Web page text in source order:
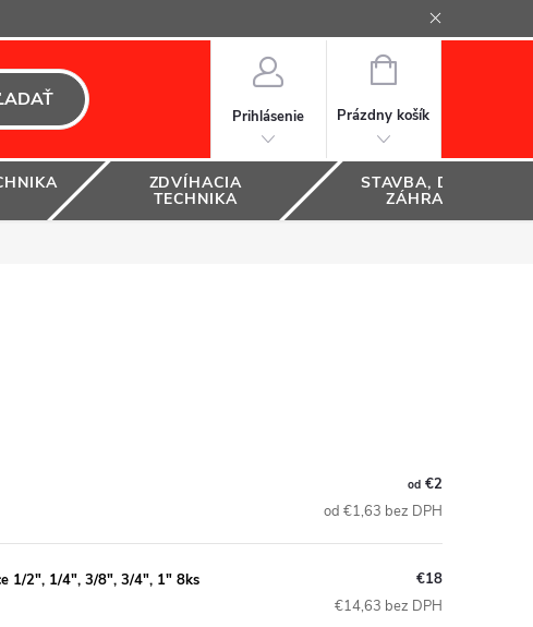
Prihlásenie
NÁKUPNÝ
Prázdny košík
ZDVÍHACIA
TECHNIKA
STAVBA, DOM A
ZÁHRADA
od €2
od €1,63 bez DPH
1/2", 1/4", 3/8", 3/4", 1" 8ks
€18
€14,63 bez DPH